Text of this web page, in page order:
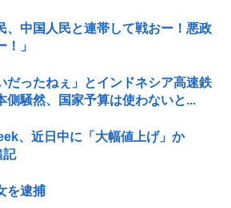
、中国人民と連帯して戦おー！悪政
」
だったねぇ」とインドネシア高速鉄
側騒然、国家予算は使わないと...
、近日中に「大幅値上げ」か
記
を逮捕